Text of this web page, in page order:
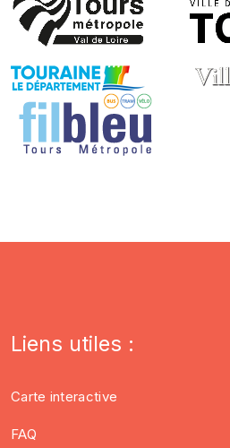
Liens utiles :
Carte interactive
FAQ